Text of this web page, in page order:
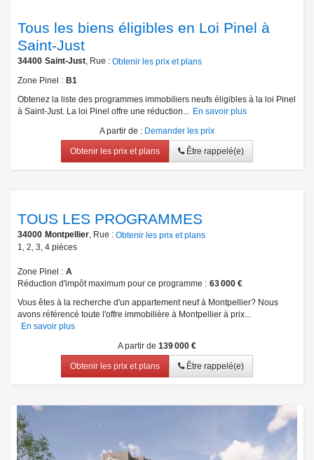
Tous les biens éligibles en Loi Pinel à
Saint-Just
34400 Saint-Just , Rue : Obtenir les prix et plans
Zone Pinel
B1
Obtenez la liste des programmes immobiliers neufs éligibles à la loi Pinel
à Saint-Just. La loi Pinel offre une réduction...
En savoir plus
A partir de : Demander les prix
Obtenir les prix et plans Être rappelé(e)
TOUS LES PROGRAMMES
34000 Montpellier , Rue : Obtenir les prix et plans
1
2 3 4 pièces
Zone Pinel
A
Réduction d'impôt maximum pour ce programme
63 000 €
Vous êtes à la recherche d'un appartement neuf à Montpellier? Nous
avons référencé toute l'offre immobilière à Montpellier à prix...
En savoir plus
A partir de 139 000 €
Obtenir les prix et plans Être rappelé(e)